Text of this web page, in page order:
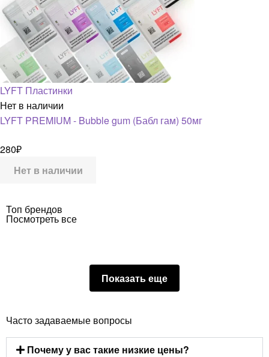
LYFT Пластинки
Нет в наличии
LYFT PREMIUM - Bubble gum (Бабл гам) 50мг
280₽
Нет в наличии
Топ брендов
Посмотреть все
Показать еще
Часто задаваемые вопросы
Почему у вас такие низкие цены?